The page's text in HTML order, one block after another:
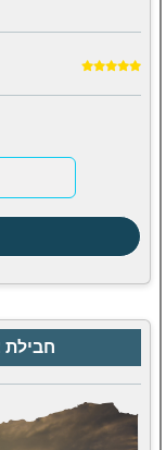
חבילת